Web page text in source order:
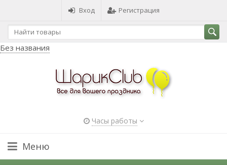
Вход Регистрация
Без названия
Часы работы
Меню